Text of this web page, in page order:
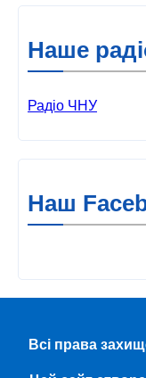
Наше
Радіо ЧНУ
Наш
Всі права